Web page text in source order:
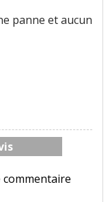
panne et aucun